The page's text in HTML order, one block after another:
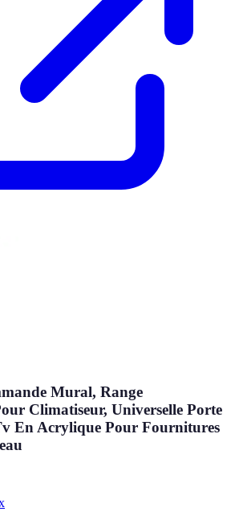
Mural, Range
Climatiseur, Universelle Porte
En Acrylique Pour Fournitures